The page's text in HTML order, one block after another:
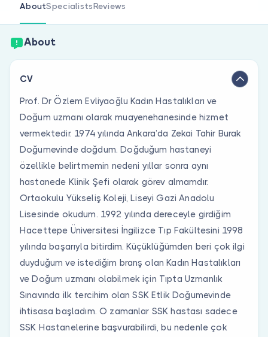
Are you a doctor?
AboutSpecialistsReviews
About
CV
Prof. Dr Özlem Evliyaoğlu Kadın Hastalıkları ve
Doğum uzmanı olarak muayenehanesinde hizmet
vermektedir. 1974 yılında Ankara’da Zekai Tahir Burak
Doğumevinde doğdum. Doğduğum hastaneyi
özellikle belirtmemin nedeni yıllar sonra aynı
hastanede Klinik Şefi olarak görev almamdır.
Ortaokulu Yükseliş Koleji, Liseyi Gazi Anadolu
Lisesinde okudum. 1992 yılında dereceyle girdiğim
Hacettepe Üniversitesi İngilizce Tıp Fakültesini 1998
yılında başarıyla bitirdim. Küçüklüğümden beri çok ilgi
duyduğum ve istediğim branş olan Kadın Hastalıkları
ve Doğum uzmanı olabilmek için Tıpta Uzmanlık
Sınavında ilk tercihim olan SSK Etlik Doğumevinde
ihtisasa başladım. O zamanlar SSK hastası sadece
SSK Hastanelerine başvurabilirdi, bu nedenle çok